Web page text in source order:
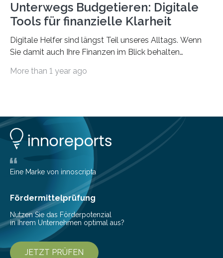
Unterwegs Budgetieren: Digitale
Tools für finanzielle Klarheit
Digitale Helfer sind längst Teil unseres Alltags. Wenn
Sie damit auch Ihre Finanzen im Blick behalten
die genau das ermöglichen: Sie helfen Ihnen, Ausgaben
Lösungen interessieren. 1. Multibanking-Tools: Alle
Konten auf einen Blick Viele Banken bieten bereits in
ihrem Online-Banking eine Multibanking-Funktion an,
mit der sich Konten bei anderen Banken…
More than 1 year ago
Eine Marke von innoscripta
Fördermittelprüfung
Nutzen Sie das Förderpotenzial
in Ihrem Unternehmen optimal aus?
JETZT PRÜFEN